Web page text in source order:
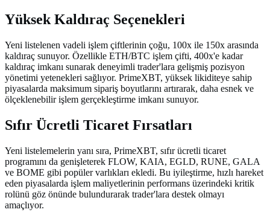
Yüksek Kaldıraç Seçenekleri
Yeni listelenen vadeli işlem çiftlerinin çoğu, 100x ile 150x arasında
kaldıraç sunuyor. Özellikle ETH/BTC işlem çifti, 400x'e kadar
kaldıraç imkanı sunarak deneyimli trader'lara gelişmiş pozisyon
yönetimi yetenekleri sağlıyor. PrimeXBT, yüksek likiditeye sahip
piyasalarda maksimum sipariş boyutlarını artırarak, daha esnek ve
ölçeklenebilir işlem gerçekleştirme imkanı sunuyor.
Sıfır Ücretli Ticaret Fırsatları
Yeni listelemelerin yanı sıra, PrimeXBT, sıfır ücretli ticaret
programını da genişleterek FLOW, KAIA, EGLD, RUNE, GALA
ve BOME gibi popüler varlıkları ekledi. Bu iyileştirme, hızlı hareket
eden piyasalarda işlem maliyetlerinin performans üzerindeki kritik
rolünü göz önünde bulundurarak trader'lara destek olmayı
amaçlıyor.